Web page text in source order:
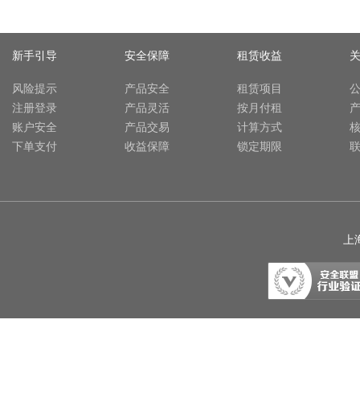
新手引导
风险提示
注册登录
账户安全
下单支付
安全保障
产品安全
产品灵活
产品交易
收益保障
租赁收益
租赁项目
按月付租
计算方式
锁定期限